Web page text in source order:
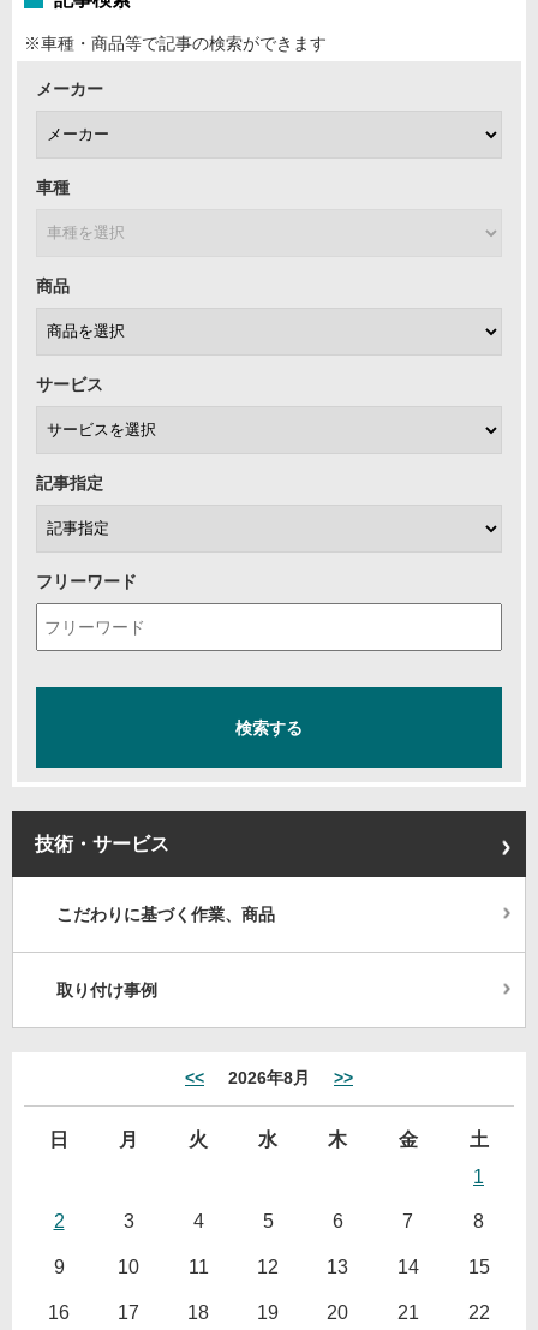
※車種・商品等で記事の検索ができます
メーカー
車種
商品
サービス
記事指定
フリーワード
技術・サービス
こだわりに基づく作業、商品
取り付け事例
<< 2026年8月 >>
日 月 火 水 木 金
土
1
2 3 4 5 6 7 8
9 10 11 12 13 14 15
16 17 18 19 20 21 22